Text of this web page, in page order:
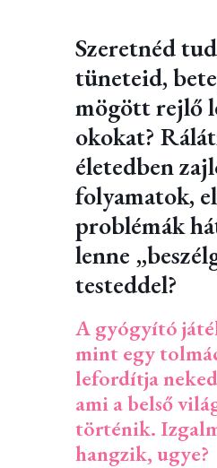
Szeretnéd
tüneteid,
mögött rejlő
okokat?
életedben
folyamatok,
problémák
lenne
testeddel?
A gyógyító
mint egy
lefordítja
ami a belső
történik.
hangzik, ugye?